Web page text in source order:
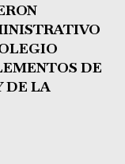
DE
DE LA